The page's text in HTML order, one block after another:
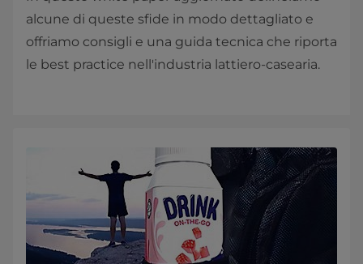
alcune di queste sfide in modo dettagliato e
offriamo consigli e una guida tecnica che riporta
le best practice nell'industria lattiero-casearia.